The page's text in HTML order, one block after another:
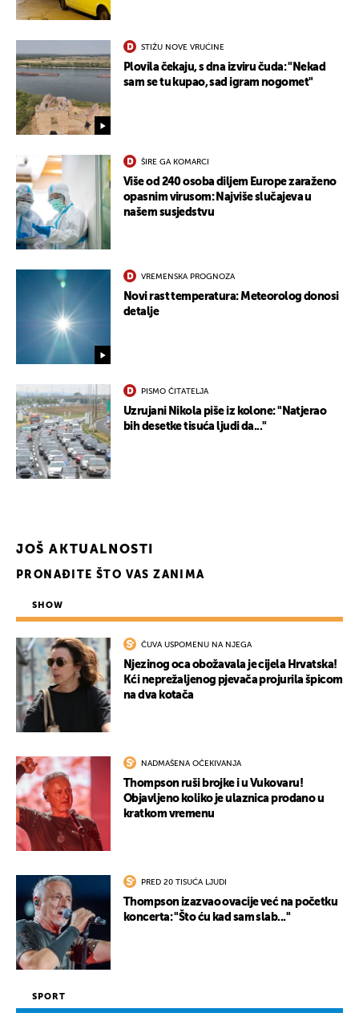
STIŽU NOVE VRUĆINE
Plovila čekaju, s dna izviru čuda: "Nekad
sam se tu kupao, sad igram nogomet"
ŠIRE GA KOMARCI
Više od 240 osoba diljem Europe zaraženo
opasnim virusom: Najviše slučajeva u
našem susjedstvu
VREMENSKA PROGNOZA
Novi rast temperatura: Meteorolog donosi
detalje
PISMO ČITATELJA
Uzrujani Nikola piše iz kolone: "Natjerao
bih desetke tisuća ljudi da..."
JOŠ AKTUALNOSTI
PRONAĐITE ŠTO VAS ZANIMA
SHOW
ČUVA USPOMENU NA NJEGA
Njezinog oca obožavala je cijela Hrvatska!
Kći neprežaljenog pjevača projurila špicom
na dva kotača
NADMAŠENA OČEKIVANJA
Thompson ruši brojke i u Vukovaru!
Objavljeno koliko je ulaznica prodano u
kratkom vremenu
PRED 20 TISUĆA LJUDI
Thompson izazvao ovacije već na početku
koncerta: "Što ću kad sam slab..."
SPORT
UKLJUČITE NOTIFIKACIJE